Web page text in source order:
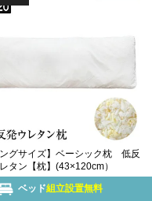
ングサイズ】 ベーシック枕 低反
タン【枕】(43×120cm）
税込
ベッド組立設置無料